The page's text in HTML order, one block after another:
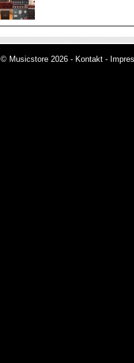
© Musicstore 2026 - Kontakt -